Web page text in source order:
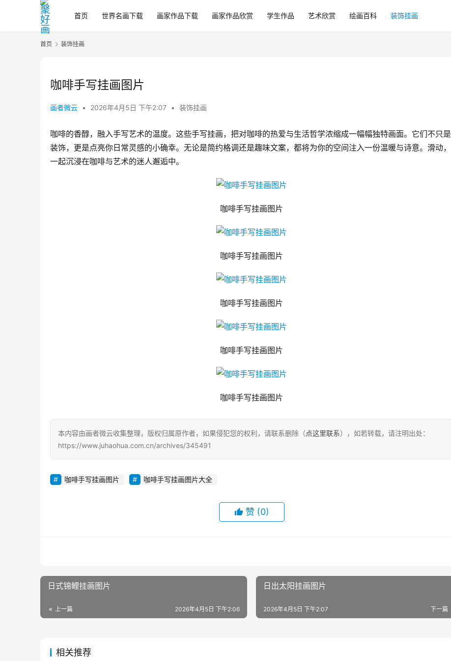
首页 世界名画下载 画家作品下载 画家作品欣赏 学生作品 艺术欣赏 绘画百科 装饰挂画
首页 装饰挂画
咖啡手写挂画图片
画者微云 • 2026年4月5日 下午2:07 • 装饰挂画
咖啡的香醇，融入手写艺术的温度。这些手写挂画，把对咖啡的热爱与生活哲学浓缩成一幅幅独特画面。它们不只是
装饰，更是点亮你日常灵感的小确幸。无论是简约格调还是趣味文案，都将为你的空间注入一份温暖与诗意。滑动，
一起沉浸在咖啡与艺术的迷人邂逅中。
咖啡手写挂画图片
咖啡手写挂画图片
咖啡手写挂画图片
咖啡手写挂画图片
咖啡手写挂画图片
本内容由画者微云收集整理，版权归属原作者，如果侵犯您的权利，请联系删除（点这里联系），如若转载，请注明出处：
https://www.juhaohua.com.cn/archives/345491
咖啡手写挂画图片 咖啡手写挂画图片大全
赞 (0)
日式锦鲤挂画图片
上一篇 2026年4月5日 下午2:06
日出太阳挂画图片
下一篇
2026年4月5日 下午2:07
相关推荐